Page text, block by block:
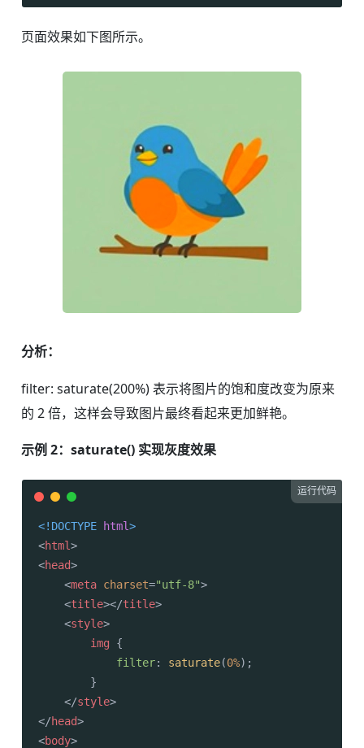
页面效果如下图所示。
分析：
filter: saturate(200%) 表示将图片的饱和度改变为原来
的 2 倍，这样会导致图片最终看起来更加鲜艳。
示例 2：saturate() 实现灰度效果
运行代码
<!DOCTYPE html>
<html>
<head>
<meta charset="utf-8">
<title></title>
<style>
img {
filter: saturate(0%);
        }
</style>
</head>
<body>